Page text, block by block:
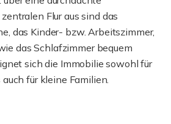
Flur aus sind das
das Kinder- bzw. Arbeitszimmer,
das Schlafzimmer bequem
sich die Immobilie sowohl für
für kleine Familien.